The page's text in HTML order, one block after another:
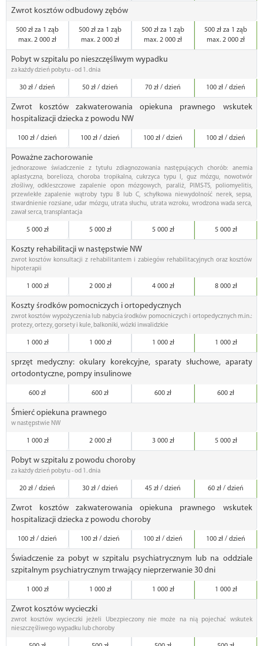
Zwrot kosztów odbudowy zębów
500 zł za 1 ząb
max. 2 000 zł
500 zł za 1 ząb
max. 2 000 zł
500 zł za 1 ząb
max. 2 000 zł
500 zł za 1 ząb
max. 2 000 zł
Pobyt w szpitalu po nieszczęśliwym wypadku
za każdy dzień pobytu - od 1. dnia
30 zł / dzień 50 zł / dzień 70 zł / dzień 100 zł / dzień
Zwrot kosztów zakwaterowania opiekuna prawnego wskutek
hospitalizacji dziecka z powodu NW
100 zł / dzień 100 zł / dzień 100 zł / dzień 100 zł / dzień
Poważne zachorowanie
jednorazowe świadczenie z tytułu zdiagnozowania następujących chorób: anemia
aplastyczna, borelioza, choroba tropikalna, cukrzyca typu I, guz mózgu, nowotwór
złośliwy, odkleszczowe zapalenie opon mózgowych, paraliż, PIMS-TS, poliomyelitis,
przewlekłe zapalenie wątroby typu B lub C, schyłkowa niewydolność nerek, sepsa,
stwardnienie rozsiane, udar mózgu, utrata słuchu, utrata wzroku, wrodzona wada serca,
zawał serca, transplantacja
5 000 zł 5 000 zł 5 000 zł 5 000 zł
Koszty rehabilitacji w następstwie NW
zwrot kosztów konsultacji z rehabilitantem i zabiegów rehabilitacyjnych oraz kosztów
hipoterapii
1 000 zł 2 000 zł 4 000 zł 8 000 zł
Koszty środków pomocniczych i ortopedycznych
zwrot kosztów wypożyczenia lub nabycia środków pomocniczych i ortopedycznych m.in.:
protezy, ortezy, gorsety i kule, balkoniki, wózki inwalidzkie
1 000 zł 1 000 zł 1 000 zł 1 000 zł
sprzęt medyczny: okulary korekcyjne, sparaty słuchowe, aparaty
ortodontyczne, pompy insulinowe
600 zł 600 zł 600 zł 600 zł
Śmierć opiekuna prawnego
w następstwie NW
1 000 zł 2 000 zł 3 000 zł 5 000 zł
Pobyt w szpitalu z powodu choroby
za każdy dzień pobytu - od 1. dnia
20 zł / dzień 30 zł / dzień 45 zł / dzień 60 zł / dzień
Zwrot kosztów zakwaterowania opiekuna prawnego wskutek
hospitalizacji dziecka z powodu choroby
100 zł / dzień 100 zł / dzień 100 zł / dzień 100 zł / dzień
Świadczenie za pobyt w szpitalu psychiatrycznym lub na oddziale
szpitalnym psychiatrycznym trwający nieprzerwanie 30 dni
1 000 zł 1 000 zł 1 000 zł 1 000 zł
Zwrot kosztów wycieczki
zwrot kosztów wycieczki jeżeli Ubezpieczony nie może na nią pojechać wskutek
nieszczęśliwego wypadku lub choroby